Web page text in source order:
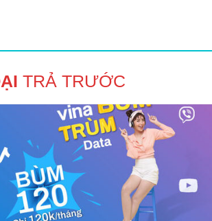
TRẢ TRƯỚC